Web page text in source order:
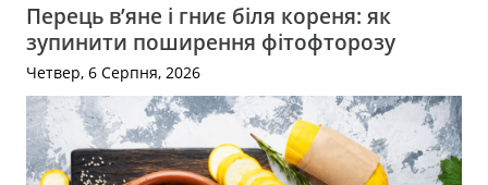
Перець в’яне і гниє біля кореня: як
зупинити поширення фітофторозу
Четвер, 6 Серпня, 2026